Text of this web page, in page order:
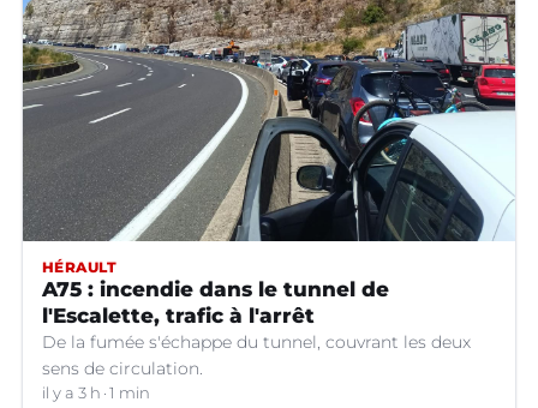
HÉRAULT
A75 : incendie dans le tunnel de
l'Escalette, trafic à l'arrêt
De la fumée s'échappe du tunnel, couvrant les deux
sens de circulation.
il y a 3 h 1 min